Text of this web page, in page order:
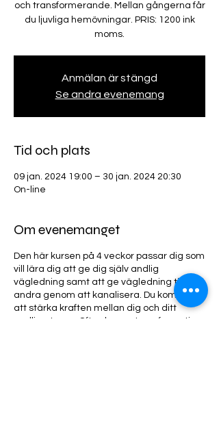
och transformerande. Mellan gångerna får
du ljuvliga hemövningar. PRIS: 1200 ink
moms.
Anmälan är stängd
Se andra evenemang
Tid och plats
09 jan. 2024 19:00 – 30 jan. 2024 20:30
On-line
Om evenemanget
Den här kursen på 4 veckor passar dig som
vill lära dig att ge dig själv andlig
vägledning samt att ge vägledning till
andra genom att kanalisera. Du kommer
att stärka kraften mellan dig och ditt
andliga team. Ofta sker en transformation